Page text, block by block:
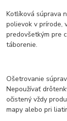
Kotlíková súprava
polievok v prírode,
predovšetkým pre
táborenie.
Ošetrovanie
Nepoužívať
očistený vždy
mapy alebo pri